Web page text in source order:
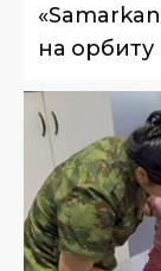
на орбиту